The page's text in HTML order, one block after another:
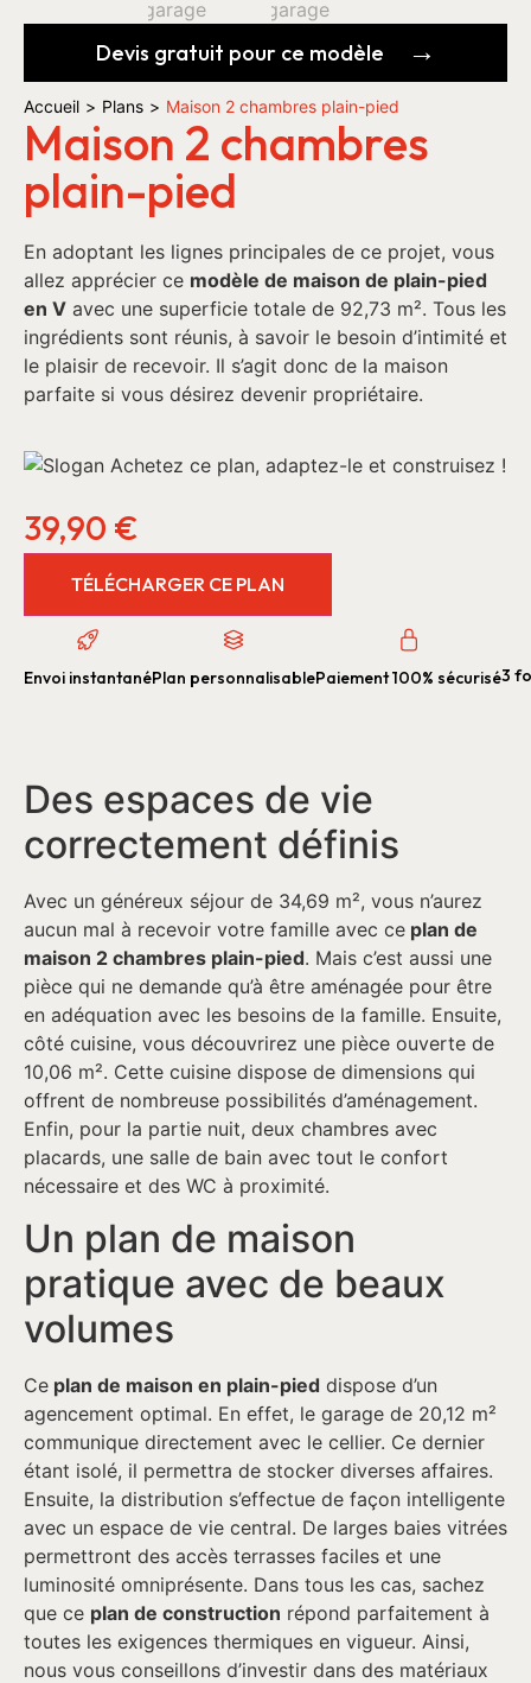
Devis gratuit pour ce modèle
Accueil > Plans > Maison 2 chambres plain-pied
Maison 2 chambres
plain-pied
En adoptant les lignes principales de ce projet, vous
allez apprécier ce modèle de maison de plain-pied
en V avec une superficie totale de 92,73 m². Tous les
ingrédients sont réunis, à savoir le besoin d’intimité et
le plaisir de recevoir. Il s’agit donc de la maison
parfaite si vous désirez devenir propriétaire.
39,90 €
TÉLÉCHARGER CE PLAN
Envoi instantanéPlan personnalisablePaiement 100% sécurisé3
Des espaces de vie
correctement définis
Avec un généreux séjour de 34,69 m², vous n’aurez
aucun mal à recevoir votre famille avec ce plan de
maison 2 chambres plain-pied. Mais c’est aussi une
pièce qui ne demande qu’à être aménagée pour être
en adéquation avec les besoins de la famille. Ensuite,
côté cuisine, vous découvrirez une pièce ouverte de
10,06 m². Cette cuisine dispose de dimensions qui
offrent de nombreuse possibilités d’aménagement.
Enfin, pour la partie nuit, deux chambres avec
placards, une salle de bain avec tout le confort
nécessaire et des WC à proximité.
Un plan de maison
pratique avec de beaux
volumes
Ce plan de maison en plain-pied dispose d’un
agencement optimal. En effet, le garage de 20,12 m²
communique directement avec le cellier. Ce dernier
étant isolé, il permettra de stocker diverses affaires.
Ensuite, la distribution s’effectue de façon intelligente
avec un espace de vie central. De larges baies vitrées
permettront des accès terrasses faciles et une
luminosité omniprésente. Dans tous les cas, sachez
que ce plan de construction répond parfaitement à
toutes les exigences thermiques en vigueur. Ainsi,
nous vous conseillons d’investir dans des matériaux